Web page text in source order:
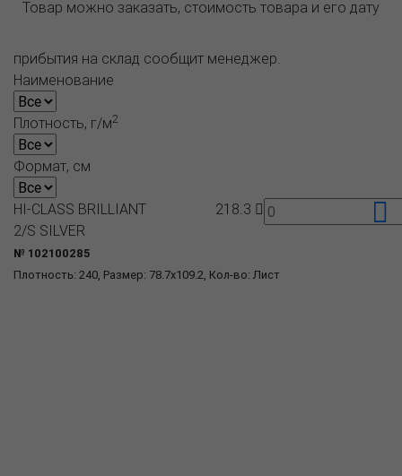
Товар можно заказать, стоимость товара и его дату
прибытия на склад сообщит менеджер.
Наименование
Плотность, г/м2
Формат, см
Плотность: 240, Размер: 78.7x109.2, Кол-во: Лист
HI-CLASS BRILLIANT
2/S SILVER
№ 102100285
218.3